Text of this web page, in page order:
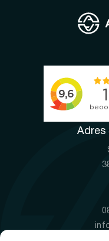
Adres